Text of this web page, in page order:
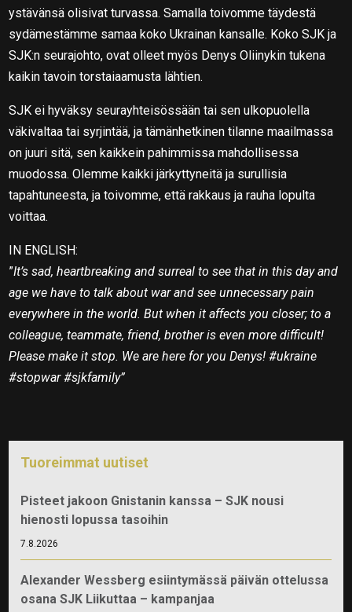
ystävänsä olisivat turvassa. Samalla toivomme täydestä
sydämestämme samaa koko Ukrainan kansalle. Koko SJK ja
SJK:n seurajohto, ovat olleet myös Denys Oliinykin tukena
kaikin tavoin torstaiaamusta lähtien.
SJK ei hyväksy seurayhteisössään tai sen ulkopuolella
väkivaltaa tai syrjintää, ja tämänhetkinen tilanne maailmassa
on juuri sitä, sen kaikkein pahimmissa mahdollisessa
muodossa. Olemme kaikki järkyttyneitä ja surullisia
tapahtuneesta, ja toivomme, että rakkaus ja rauha lopulta
voittaa.
IN ENGLISH:
”It’s sad, heartbreaking and surreal to see that in this day and
age we have to talk about war and see unnecessary pain
everywhere in the world. But when it affects you closer; to a
colleague, teammate, friend, brother is even more difficult!
Please make it stop. We are here for you Denys! #ukraine
#stopwar #sjkfamily”
Tuoreimmat uutiset
Pisteet jakoon Gnistanin kanssa – SJK nousi
hienosti lopussa tasoihin
7.8.2026
Alexander Wessberg esiintymässä päivän ottelussa
osana SJK Liikuttaa – kampanjaa